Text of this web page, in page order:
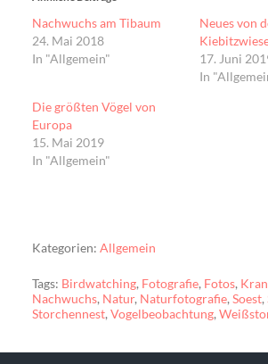
Nachwuchs am Tibaum
24. Mai 2018
In "Allgemein"
Neues von
17. Juni
In
Die größten Vögel von
Europa
15. Mai 2019
In "Allgemein"
Kategorien: Allgemein
Tags: Birdwatching, Fotografie, Fotos,
Nachwuchs, Natur, Naturfotografie,Soest,
Storchennest,Vogelbeobachtung,